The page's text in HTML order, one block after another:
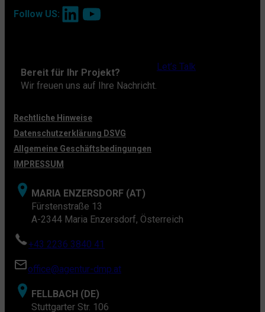
Follow US: LinkedIn YouTube
Bereit für Ihr Projekt?
Wir freuen uns auf Ihre Nachricht.
Let’s Talk
Rechtliche Hinweise
Datenschutzerklärung DSVG
Allgemeine Geschäftsbedingungen
IMPRESSUM
MARIA ENZERSDORF (AT)
Fürstenstraße 13
A-2344 Maria Enzersdorf, Österreich
+43 2236 3840 41
office@agentur-dmp.at
FELLBACH (DE)
Stuttgarter Str. 106